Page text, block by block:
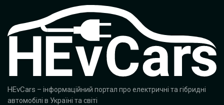
HEvCars – інформаційний портал про електричні та гібридні
автомобілі в Україні та світі